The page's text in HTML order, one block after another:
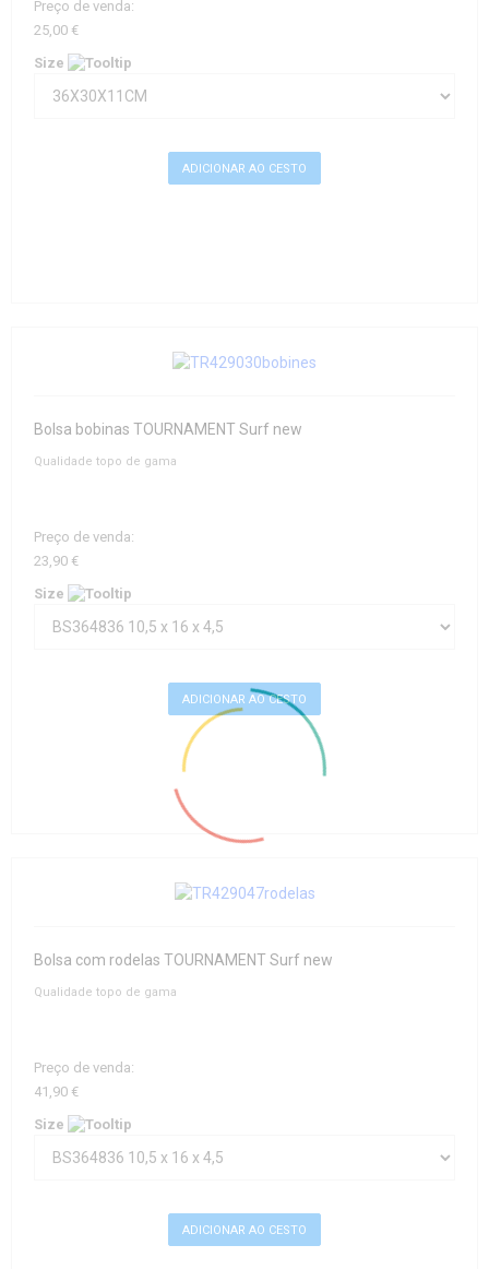
Preço de venda:
25,00 €
Size
Bolsa bobinas TOURNAMENT Surf new
Qualidade topo de gama
Preço de venda:
23,90 €
Size
Bolsa com rodelas TOURNAMENT Surf new
Qualidade topo de gama
Preço de venda:
41,90 €
Size